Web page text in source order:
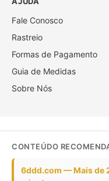
Fale Conosco
Rastreio
Formas de Pagamento
Guia de Medidas
Sobre Nós
CONTEÚDO
6ddd.com — Mais de